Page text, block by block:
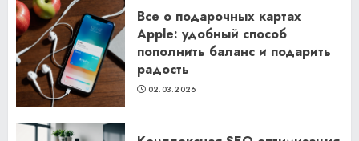
Все о подарочных картах
Apple: удобный способ
пополнить баланс и подарить
радость
02.03.2026